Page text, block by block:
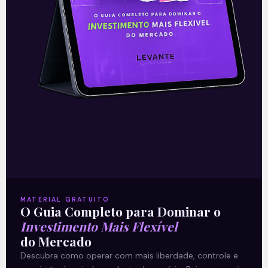
Ouvindo o que o Copom não
disse
A reunião do Comitê de Política Monetária
06/08/2026 Nenhum comentário
MATERIAL GRATUITO
O Guia Completo para Dominar o
Investimento Mais Flexível
do Mercado
Descubra como operar com mais liberdade, controle e